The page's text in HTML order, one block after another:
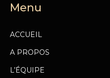
Menu
ACCUEIL
A PROPOS
L’ÉQUIPE